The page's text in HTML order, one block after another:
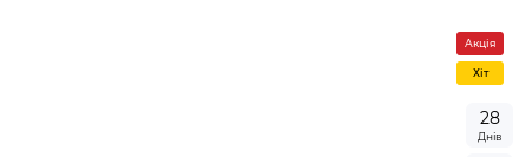
Акція
Хiт
28
Днів